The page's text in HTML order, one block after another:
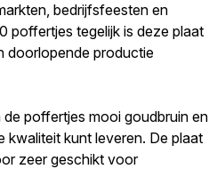
bedrijfsfeesten en
poffertjes tegelijk is deze plaat
doorlopende productie
poffertjes mooi goudbruin en
kwaliteit kunt leveren. De plaat
zeer geschikt voor